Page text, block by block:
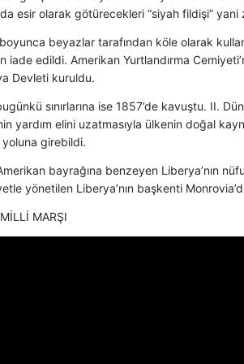
esir olarak götürecekleri “siyah fildişi” yani
beyazlar tarafından köle olarak
iade edildi. Amerikan Yurtlandırma
Devleti kuruldu.
sınırlarına ise 1857’de kavuştu. II.
yardım elini uzatmasıyla ülkenin doğal
yoluna girebildi.
bayrağına benzeyen Liberya’nın
yönetilen Liberya’nın başkenti
MARŞI